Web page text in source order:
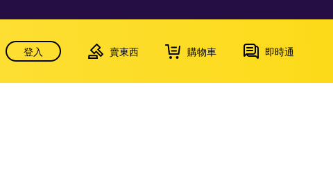
登入 賣東西 購物車 即時通